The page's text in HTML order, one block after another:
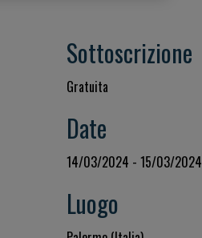
Sottoscrizione
Gratuita
Date
14/03/2024 - 15/03/2024
Luogo